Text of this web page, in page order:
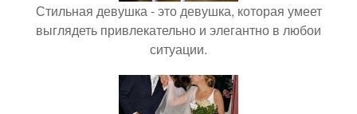
Стильная девушка - это девушка, которая умеет
выглядеть привлекательно и элегантно в любои
ситуации.